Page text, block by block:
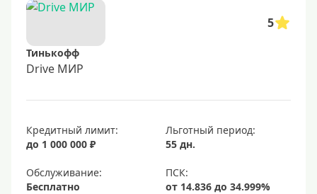
5
Тинькофф
Drive МИР
Кредитный лимит:
до 1 000 000 ₽
Льготный период:
55 дн.
Обслуживание:
Бесплатно